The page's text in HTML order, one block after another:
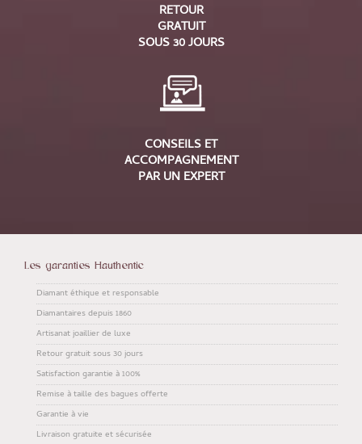
RETOUR
GRATUIT
SOUS 30 JOURS
CONSEILS ET
ACCOMPAGNEMENT
PAR UN EXPERT
Les garanties Hauthentic
Diamant éthique et responsable
Diamantaires depuis 1860
Artisanat joaillier de luxe
Retour gratuit sous 30 jours
Satisfaction garantie à 100%
Remise à taille des bagues offerte
Garantie à vie
Livraison gratuite et sécurisée